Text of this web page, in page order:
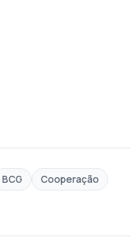
BCG
Cooperação